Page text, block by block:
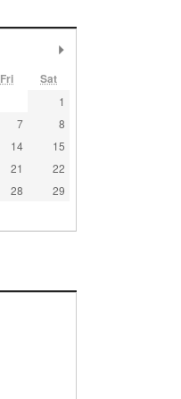
Fri Sat
1
7
8
14
15
21
22
28
29